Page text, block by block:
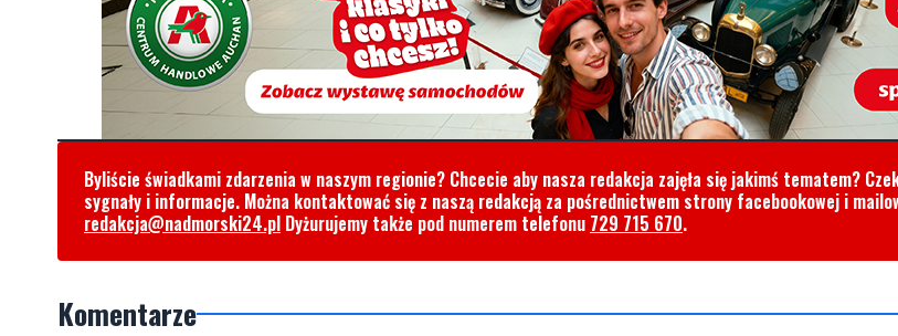
Byliście świadkami zdarzenia w naszym regionie? Chcecie aby nasza redakcja zajęła się jakimś tematem?
sygnały i informacje. Można kontaktować się z naszą redakcją za pośrednictwem strony facebookowej i
redakcja@nadmorski24.pl Dyżurujemy także pod numerem telefonu 729 715 670.
Komentarze